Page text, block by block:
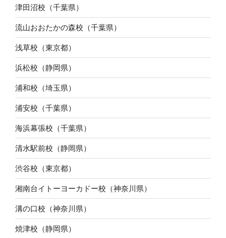
津田沼校（千葉県）
流山おおたかの森校（千葉県）
浅草校（東京都）
浜松校（静岡県）
浦和校（埼玉県）
浦安校（千葉県）
海浜幕張校（千葉県）
清水駅前校（静岡県）
渋谷校（東京都）
湘南台イトーヨーカドー校（神奈川県）
溝の口校（神奈川県）
焼津校（静岡県）